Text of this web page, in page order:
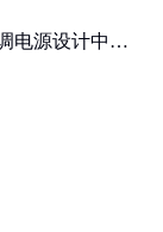
电源设计中的